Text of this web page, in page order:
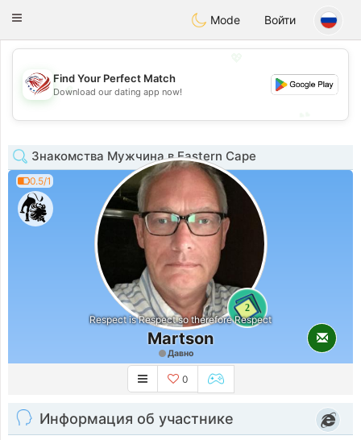
Dating
Toggle
Mode Войти
💕
Find Your Perfect Match
Download our dating app now!
Знакомства Мужчина в Eastern Cape
0.5/1
2
Respect is Respect so therefore Respect
Martson
Давно
0
Информация об участнике